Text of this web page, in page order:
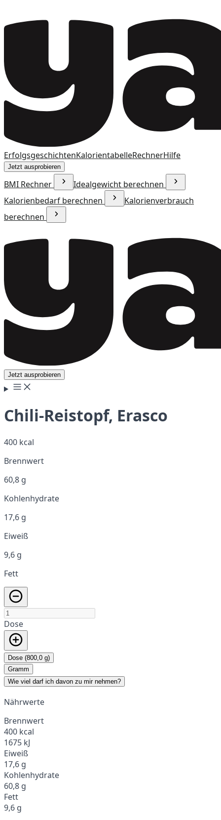
ErfolgsgeschichtenKalorientabelleRechnerHilfe
Jetzt ausprobieren
BMI Rechner
Idealgewicht berechnen
Kalorienbedarf berechnen
Kalorienverbrauch
berechnen
Jetzt ausprobieren
Chili-Reistopf, Erasco
400 kcal
Brennwert
60,8 g
Kohlenhydrate
17,6 g
Eiweiß
9,6 g
Fett
Dose
Dose (800,0 g)
Gramm
Wie viel darf ich davon zu mir nehmen?
Nährwerte
Brennwert
400 kcal
1675 kJ
Eiweiß
17,6 g
Kohlenhydrate
60,8 g
Fett
9,6 g